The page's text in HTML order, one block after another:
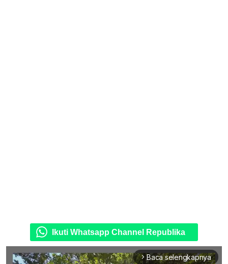
Ikuti Whatsapp Channel Republika
arrow_forward_ios Baca selengkapnya